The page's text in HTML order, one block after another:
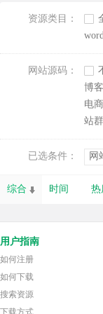
资源类目：
网站源码：
博
电
站
已选条件： 网
综合 时间 热
用户指南
如何注册
如何下载
搜索资源
下载方式